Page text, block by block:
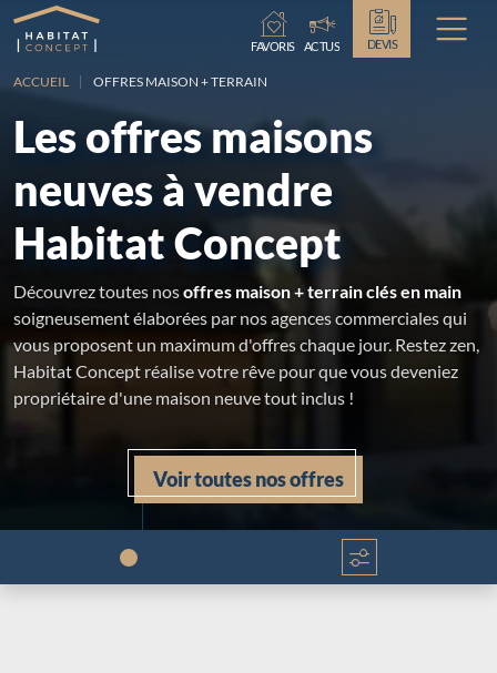
Chargement...
FAVORIS
ACTUS DEVIS
ACCUEIL OFFRES MAISON + TERRAIN
Les offres maisons
neuves à vendre
Habitat Concept
Découvrez toutes nosoffres maison + terrain clés en main
soigneusement élaborées par nos agences commerciales qui
vous proposent un maximum d'offres chaque jour. Restez zen,
Habitat Concept réalise votre rêve pour que vous deveniez
propriétaire d'une maison neuve tout inclus !
Voir toutes nos offres
Chargement...